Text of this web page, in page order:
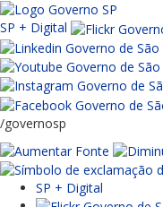
SP + Digital
/governosp
SP + Digital